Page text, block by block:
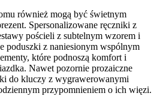
również mogą być świetnym
Spersonalizowane ręczniki z
pościeli z subtelnym wzorem i
poduszki z naniesionym wspólnym
które podnoszą komfort i
Nawet pozornie prozaiczne
do kluczy z wygrawerowanymi
przypomnieniem o ich więzi.